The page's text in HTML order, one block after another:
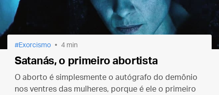
Exorcismo 4 min
Satanás, o primeiro abortista
O aborto é simplesmente o autógrafo do demônio
nos ventres das mulheres, porque é ele o primeiro